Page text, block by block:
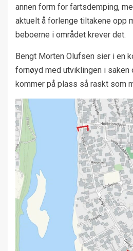
annen form for fartsdemping,
aktuelt å forlenge tiltakene opp
beboerne i området krever det.
Bengt Morten Olufsen sier i en
fornøyd med utviklingen i saken
kommer på plass så raskt som